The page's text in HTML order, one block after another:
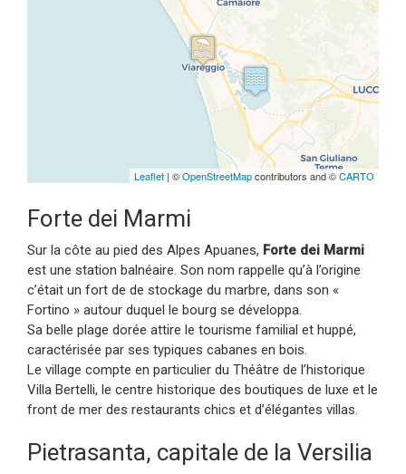
If you see this after your page is
loaded completely, leafletJS files
are missing.
Leaflet | ©OpenStreetMapcontributors and ©CARTO
Forte dei Marmi
Sur la côte au pied des Alpes Apuanes, Forte dei Marmi
est une station balnéaire. Son nom rappelle qu’à l’origine
c’était un fort de de stockage du marbre, dans son «
Fortino » autour duquel le bourg se développa.
Sa belle plage dorée attire le tourisme familial et huppé,
caractérisée par ses typiques cabanes en bois.
Le village compte en particulier du Théâtre de l’historique
Villa Bertelli, le centre historique des boutiques de luxe et le
front de mer des restaurants chics et d’élégantes villas.
Pietrasanta, capitale de la Versilia